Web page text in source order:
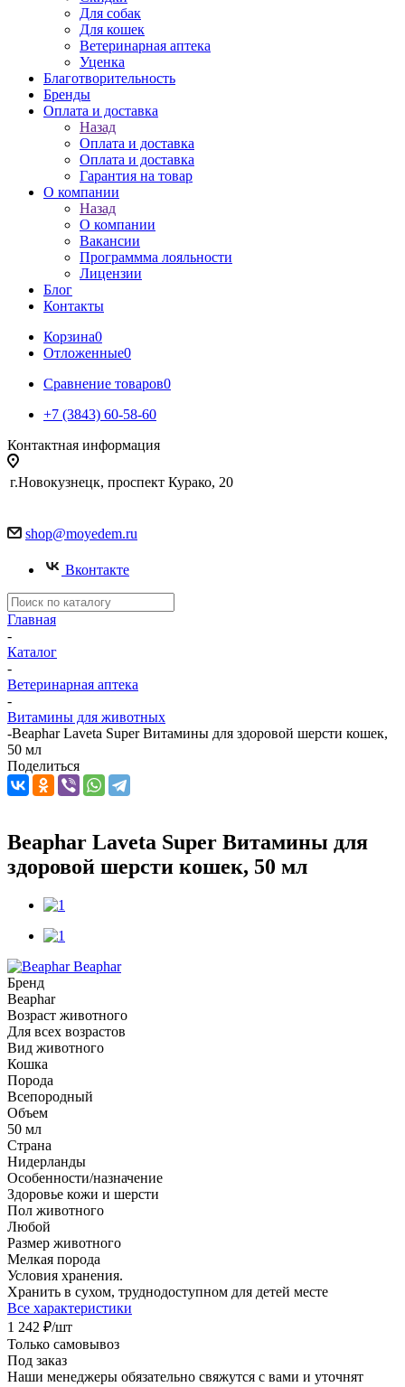
Для собак
Для кошек
Ветеринарная аптека
Уценка
Благотворительность
Бренды
Оплата и доставка
Назад
Оплата и доставка
Оплата и доставка
Гарантия на товар
О компании
Назад
О компании
Вакансии
Программма лояльности
Лицензии
Блог
Контакты
Корзина0
Отложенные0
Сравнение товаров0
+7 (3843) 60-58-60
Контактная информация
г.Новокузнецк, проспект Курако, 20
shop@moyedem.ru
Вконтакте
Главная
-
Каталог
-
Ветеринарная аптека
-
Витамины для животных
-Beaphar Laveta Super Витамины для здоровой шерсти кошек,
50 мл
Поделиться
Beaphar Laveta Super Витамины для
здоровой шерсти кошек, 50 мл
Beaphar
Бренд
Beaphar
Возраст животного
Для всех возрастов
Вид животного
Кошка
Порода
Всепородный
Объем
50 мл
Страна
Нидерланды
Особенности/назначение
Здоровье кожи и шерсти
Пол животного
Любой
Размер животного
Мелкая порода
Условия хранения.
Хранить в сухом, труднодоступном для детей месте
Все характеристики
1 242 ₽/шт
Только самовывоз
Под заказ
Наши менеджеры обязательно свяжутся с вами и уточнят